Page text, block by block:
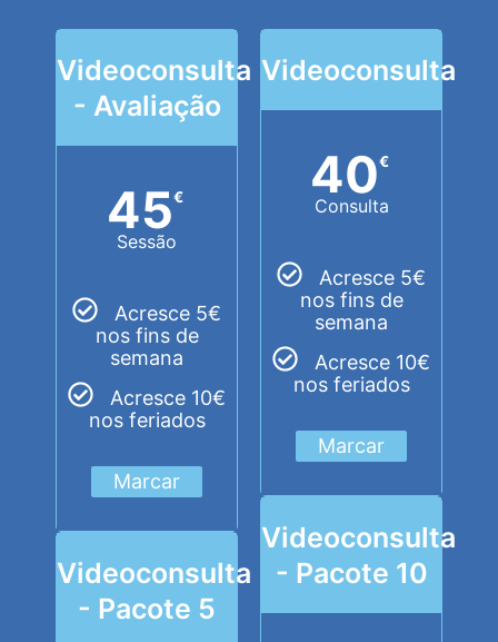
Videoconsulta
- Avaliação
45€
Sessão
Acresce 5€
nos fins de
semana
Acresce 10€
nos feriados
Marcar
Videoconsulta
- Pacote 5
Videoconsulta
40€
Consulta
Acresce 5€
nos fins de
semana
Acresce 10€
nos feriados
Marcar
Videoconsulta
- Pacote 10